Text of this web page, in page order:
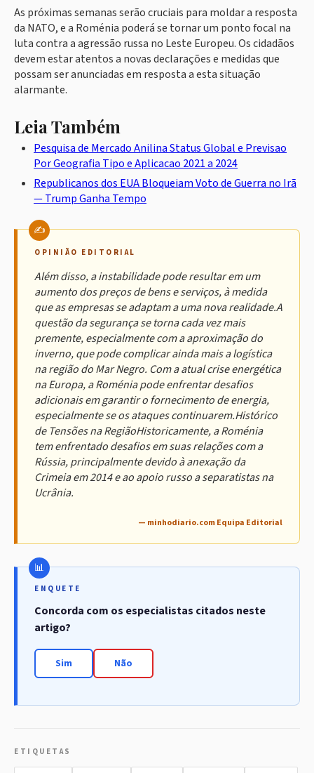
As próximas semanas serão cruciais para moldar a resposta
da NATO, e a Roménia poderá se tornar um ponto focal na
luta contra a agressão russa no Leste Europeu. Os cidadãos
devem estar atentos a novas declarações e medidas que
possam ser anunciadas em resposta a esta situação
alarmante.
Leia Também
Pesquisa de Mercado Anilina Status Global e Previsao
Por Geografia Tipo e Aplicacao 2021 a 2024
Republicanos dos EUA Bloqueiam Voto de Guerra no Irã
— Trump Ganha Tempo
OPINIÃO EDITORIAL
Além disso, a instabilidade pode resultar em um
aumento dos preços de bens e serviços, à medida
que as empresas se adaptam a uma nova realidade.A
questão da segurança se torna cada vez mais
premente, especialmente com a aproximação do
inverno, que pode complicar ainda mais a logística
na região do Mar Negro. Com a atual crise energética
na Europa, a Roménia pode enfrentar desafios
adicionais em garantir o fornecimento de energia,
especialmente se os ataques continuarem.Histórico
de Tensões na RegiãoHistoricamente, a Roménia
tem enfrentado desafios em suas relações com a
Rússia, principalmente devido à anexação da
Crimeia em 2014 e ao apoio russo a separatistas na
Ucrânia.
— minhodiario.com Equipa Editorial
ENQUETE
Concorda com os especialistas citados neste
artigo?
Sim Não
ETIQUETAS